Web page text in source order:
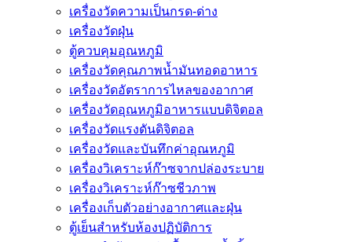
เครื่องวัดความเป็นกรด-ด่าง
เครื่องวัดฝุ่น
ตู้ควบคุมอุณหภูมิ
เครื่องวัดคุณภาพน้ำมันทอดอาหาร
เครื่องวัดอัตราการไหลของอากาศ
เครื่องวัดอุณหภูมิอาหารแบบดิจิตอล
เครื่องวัดแรงดันดิจิตอล
เครื่องวัดและบันทึกค่าอุณหภูมิ
เครื่องวิเคราะห์ก๊าซจากปล่องระบาย
เครื่องวิเคราะห์ก๊าซชีวภาพ
เครื่องเก็บตัวอย่างอากาศเเละฝุ่น
ตู้เย็นสำหรับห้องปฏิบัติการ